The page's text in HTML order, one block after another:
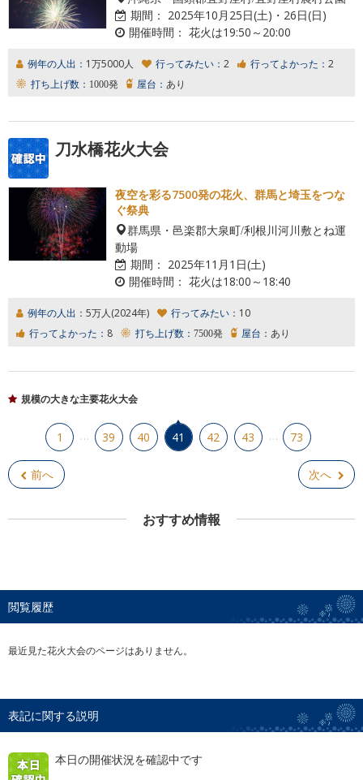
期間： 2025年10月25日(土)・26日(日)
開催時間： 花火は19:50～20:00
例年の人出： 1万5000人 行ってみたい： 2 行ってよかった： 2
打ち上げ数： 1000発 屋台： あり
刀水橋花火大会
夜空を彩る7500発の花火、群馬と埼玉をつな
ぐ祭典
群馬県・邑楽郡大泉町/利根川河川敷とね運
動場
期間： 2025年11月1日(土)
開催時間： 花火は18:00～18:40
例年の人出： 5万人(2024年) 行ってみたい： 10
行ってよかった： 8 打ち上げ数： 7500発 屋台： あり
規模の大きな主要花火大会
前へ
1 … 39 40 41 42 43 … 73
次へ
おすすめ情報
閲覧履歴
最近見た花火大会のページはありません。
表記に関する説明
本日の開催状況を確認中です